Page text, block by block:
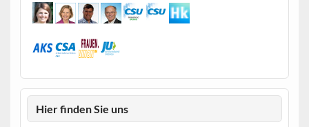
Hier finden Sie uns